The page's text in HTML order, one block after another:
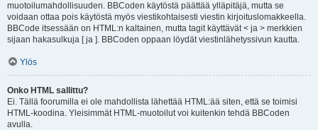
muotoilumahdollisuuden. BBCoden käytöstä päättää ylläpitäjä, mutta se
voidaan ottaa pois käytöstä myös viestikohtaisesti viestin kirjoituslomakkeella.
BBCode itsessään on HTML:n kaltainen, mutta tagit käyttävät < ja > merkkien
sijaan hakasulkuja [ ja ]. BBCoden oppaan löydät viestinlähetyssivun kautta.
Ylös
Onko HTML sallittu?
Ei. Tällä foorumilla ei ole mahdollista lähettää HTML:ää siten, että se toimisi
HTML-koodina. Yleisimmät HTML-muotoilut voi kuitenkin tehdä BBCoden
avulla.